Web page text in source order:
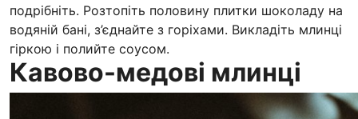
подрібніть. Розтопіть половину плитки шоколаду на
водяній бані, з’єднайте з горіхами. Викладіть млинці
гіркою і полийте соусом.
Кавово-медові млинці